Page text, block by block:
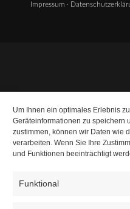
Um Ihnen ein optimales Erlebnis
Geräteinformationen zu speichern
zustimmen, können wir Daten wie
verarbeiten. Wenn Sie Ihre
und Funktionen beeinträchtigt
Funktional
Impressum ·